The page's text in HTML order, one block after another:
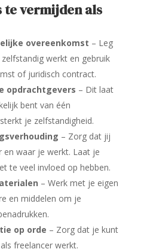
te vermijden als
overeenkomst – Leg
werkt en gebruik
of juridisch contract.
opdrachtgevers – Dit laat
bent van één
je zelfstandigheid.
– Zorg dat jij
en waar je werkt. Laat je
te veel invloed op hebben.
– Werk met je eigen
en middelen om je
op orde – Zorg dat je kunt
freelancer werkt.